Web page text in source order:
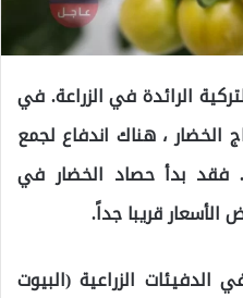
الرائدة في الزراعة. في
الخضار ، هناك اندفاع لجمع
فقد بدأ حصاد الخضار في
الأسعار قريبا جداً.
الدفيئات الزراعية (البيوت